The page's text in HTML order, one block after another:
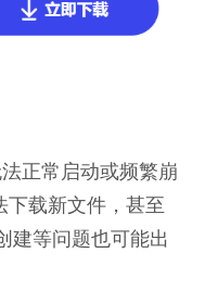
正常启动或频繁崩
下载新文件，甚至
建等问题也可能出